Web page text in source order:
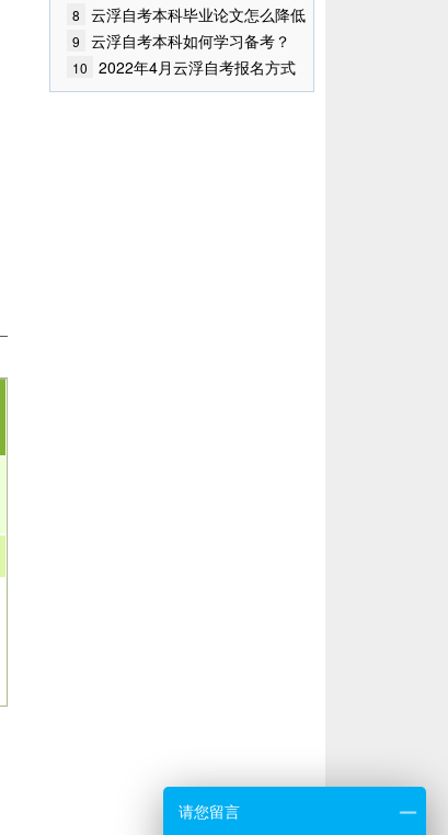
8
云浮自考本科毕业论文怎么降低
查重率？
9 云浮自考本科如何学习备考？
10
2022年4月云浮自考报名方式
及入口
请您留言